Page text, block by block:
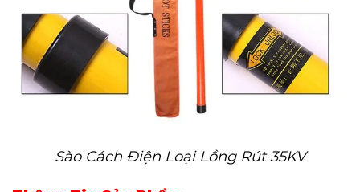
Sào Cách Điện Loại Lồng Rút 35KV